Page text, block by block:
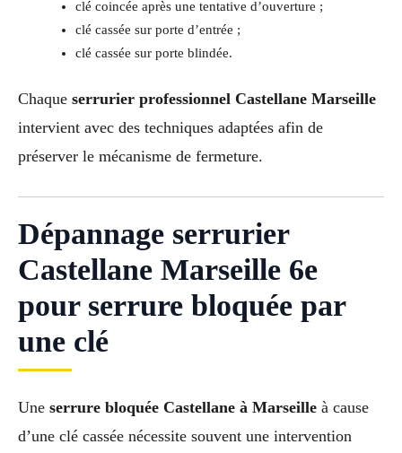
clé coincée après une tentative d’ouverture ;
clé cassée sur porte d’entrée ;
clé cassée sur porte blindée.
Chaque serrurier professionnel Castellane Marseille
intervient avec des techniques adaptées afin de
préserver le mécanisme de fermeture.
Dépannage serrurier
Castellane Marseille 6e
pour serrure bloquée par
une clé
Une serrure bloquée Castellane à Marseille à cause
d’une clé cassée nécessite souvent une intervention